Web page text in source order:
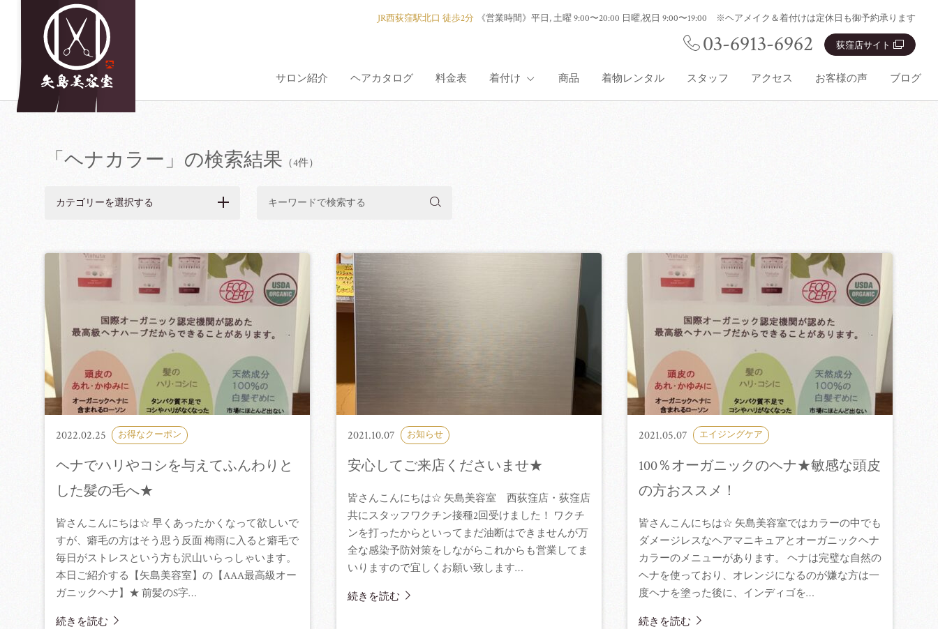
JR西荻窪駅北口 徒歩2分 《営業時間》 平日, 土曜 9:00〜20:00 日曜,祝日 9:00〜19:00 ※ヘアメイク＆着付けは定休日も御予約承ります
03-6913-6962 荻窪店サイト
サロン紹介 ヘアカタログ 料金表 着付け
卒業式
商品 着物レンタル スタッフ アクセス お客様の声 ブログ
「ヘナカラー」の検索結果 （4件）
カテゴリーを選択する
2022.02.25 お得なクーポン
ヘナでハリやコシを与えてふんわりと
した髪の毛へ★
皆さんこんにちは☆ 早くあったかくなって欲しいで
すが、癖毛の方はそう思う反面 梅雨に入ると癖毛で
毎日がストレスという方も沢山いらっしゃいます。
本日ご紹介する【矢島美容室】の【AAA最高級オー
ガニックヘナ】★ 前髪のS字…
続きを読む
2021.10.07 お知らせ
安心してご来店くださいませ★
皆さんこんにちは☆ 矢島美容室 西荻窪店・荻窪店
共にスタッフワクチン接種2回受けました！ ワクチ
ンを打ったからといってまだ油断はできませんが万
全な感染予防対策をしながらこれからも営業してま
いりますので宜しくお願い致します…
続きを読む
2021.05.07 エイジングケア
100％オーガニックのヘナ★敏感な頭皮
の方おススメ！
皆さんこんにちは☆ 矢島美容室ではカラーの中でも
ダメージレスなヘアマニキュアとオーガニックヘナ
カラーのメニューがあります。 ヘナは完璧な自然の
ヘナを使っており、オレンジになるのが嫌な方は一
度ヘナを塗った後に、インディゴを…
続きを読む